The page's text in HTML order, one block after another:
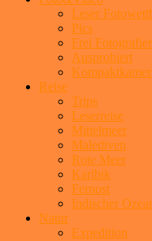
Leser
Pics
Frei
Ausprobiert
Reise
Trips
Leserreise
Mittelmeer
Malediven
Rote Meer
Karibik
Fernost
Indischer
Natur
Expedition